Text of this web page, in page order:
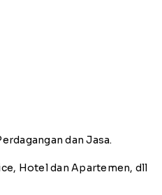
dan Jasa.
Hotel dan Apartemen, dll